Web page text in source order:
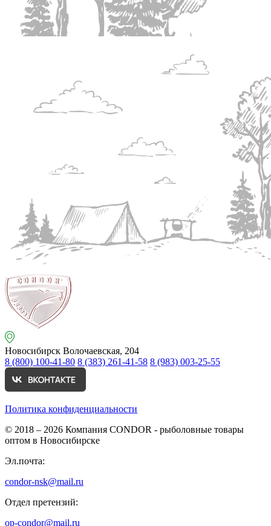
Новосибирск Волочаевская, 204
8 (800) 100-41-80 8 (383) 261-41-58 8 (983) 003-25-55
Политика конфиденциальности
© 2018 – 2026 Компания CONDOR - рыболовные товары
оптом в Новосибирске
Эл.почта:
condor-nsk@mail.ru
Отдел претензий:
op-condor@mail.ru